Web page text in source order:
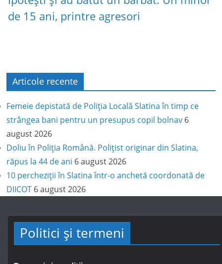
de 15 ani, printre agresori
Articole recente
Femeie depistată de Poliția Locală Slatina în timp ce
strângea bani pentru un presupus copil bolnav 6
august 2026
Doliu în Poliția Română. Polițist originar din Slatina,
răpus la 44 de ani 6 august 2026
10 percheziții în Slatina într-o anchetă coordonată de
DIICOT 6 august 2026
Politici și termeni